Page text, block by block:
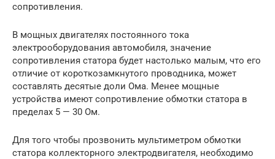
сопротивления.
В мощных двигателях постоянного тока
электрооборудования автомобиля, значение
сопротивления статора будет настолько малым, что его
отличие от короткозамкнутого проводника, может
составлять десятые доли Ома. Менее мощные
устройства имеют сопротивление обмотки статора в
пределах 5 — 30 Ом.
Для того чтобы прозвонить мультиметром обмотки
статора коллекторного электродвигателя, необходимо